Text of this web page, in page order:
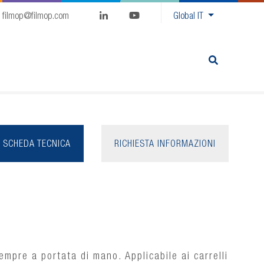
GlobalIT
filmop@filmop.com
RICHIESTA INFORMAZIONI
SCHEDA TECNICA
a portata di mano. Applicabile ai carrelli